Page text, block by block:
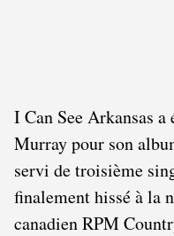
I Can See Arkansas
Murray pour son
servi de troisième
finalement hissé à la
canadien RPM